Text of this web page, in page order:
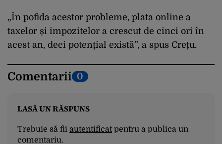
„În pofida acestor probleme, plata online a
taxelor și impozitelor a crescut de cinci ori în
acest an, deci potențial există”, a spus Crețu.
Comentarii 0
LASĂ UN RĂSPUNS
Trebuie să fii autentificatpentru a publica un
comentariu.